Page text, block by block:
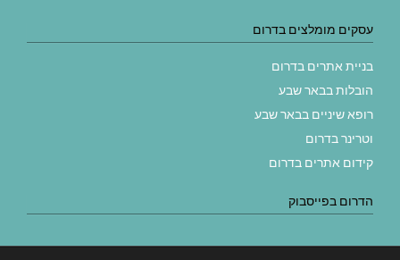
עסקים מומלצים בדרום
בניית אתרים בדרום
הובלות בבאר שבע
רופא שיניים בבאר שבע
וטרינר בדרום
קידום אתרים בדרום
הדרום בפייסבוק